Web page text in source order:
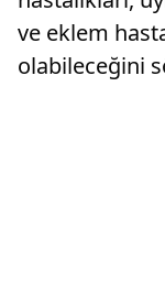
ve eklem
olabileceğini